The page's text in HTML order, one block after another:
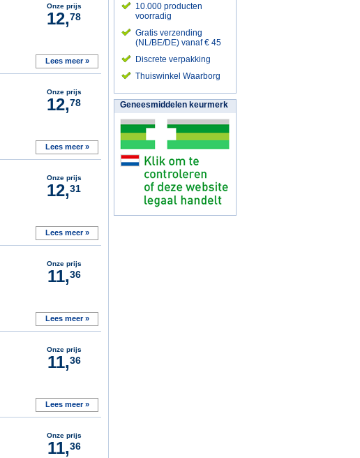
Onze prijs
12,78
Lees meer »
Onze prijs
12,78
Lees meer »
Onze prijs
12,31
Lees meer »
Onze prijs
11,36
Lees meer »
Onze prijs
11,36
Lees meer »
Onze prijs
11,36
10.000 producten
voorradig
Gratis verzending
(NL/BE/DE) vanaf € 45
Discrete verpakking
Thuiswinkel Waarborg
Geneesmiddelen keurmerk